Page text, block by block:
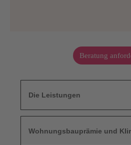
Beratung
Die Leistungen
Wohnungsbauprämie und